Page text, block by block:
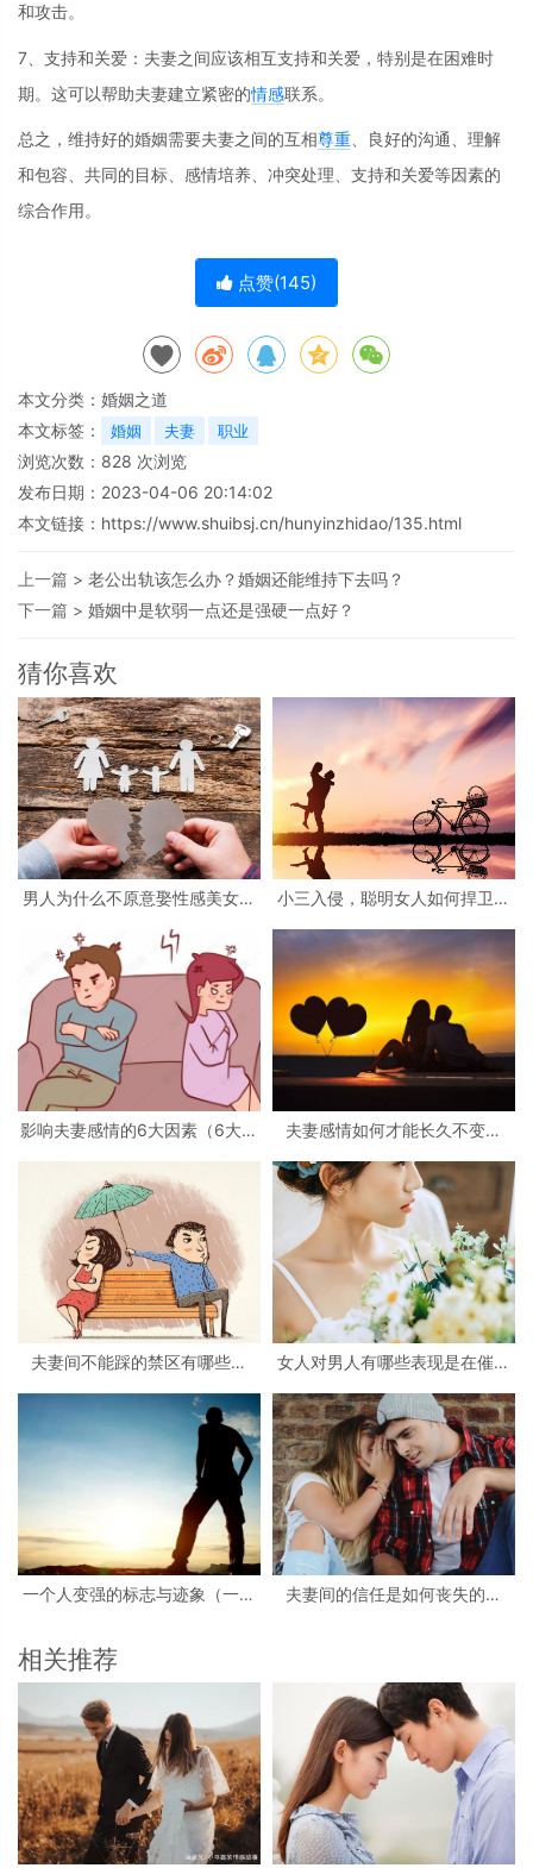
和攻击。
7、支持和关爱：夫妻之间应该相互支持和关爱，特别是在困难时
期。这可以帮助夫妻建立紧密的情感联系。
总之，维持好的婚姻需要夫妻之间的互相尊重 、良好的沟通、理解
和包容、共同的目标、感情培养、冲突处理、支持和关爱等因素的
综合作用。
点赞(145)
本文分类： 婚姻之道
本文标签：
婚姻 夫妻 职业
浏览次数： 828 次浏览
发布日期：2023-04-06 20:14:02
本文链接： https://www.shuibsj.cn/hunyinzhidao/135.html
上一篇 > 老公出轨该怎么办？婚姻还能维持下去吗？
下一篇 > 婚姻中是软弱一点还是强硬一点好？
猜你喜欢
男人为什么不原意娶性感美女为
小三入侵，聪明女人如何捍卫自
影响夫妻感情的6大因素（6大因
夫妻感情如何才能长久不变？
夫妻间不能踩的禁区有哪些？
女人对男人有哪些表现是在催婚
一个人变强的标志与迹象（一个
夫妻间的信任是如何丧失的？
相关推荐